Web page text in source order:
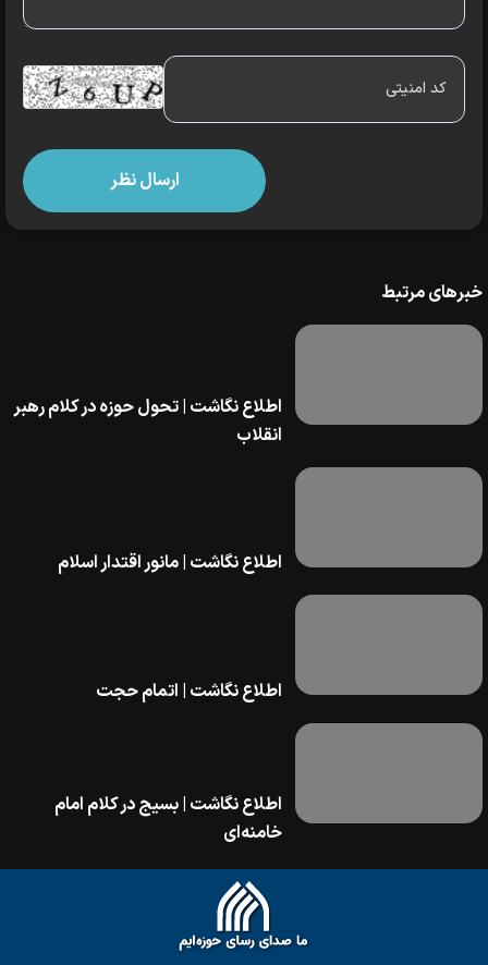
خبرهای مرتبط
اطلاع نگاشت | تحول حوزه در کلام رهبر
انقلاب
اطلاع نگاشت | مانور اقتدار اسلام
اطلاع نگاشت | اتمام حجت
اطلاع نگاشت | بسیج در کلام امام
خامنه‌ای